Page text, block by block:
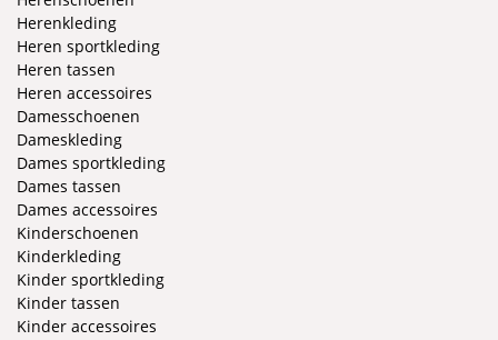
Herenkleding
Heren sportkleding
Heren tassen
Heren accessoires
Damesschoenen
Dameskleding
Dames sportkleding
Dames tassen
Dames accessoires
Kinderschoenen
Kinderkleding
Kinder sportkleding
Kinder tassen
Kinder accessoires